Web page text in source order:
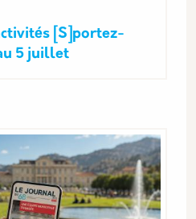
[S]portez-
5 juillet